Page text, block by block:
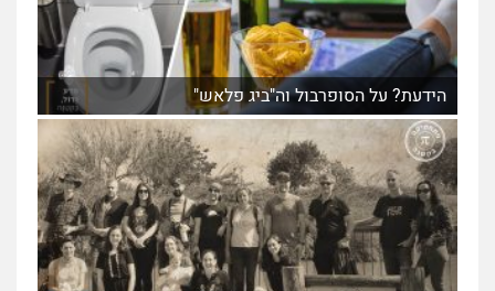
הידעת? על הסופרבול וה"ביג פלאש"